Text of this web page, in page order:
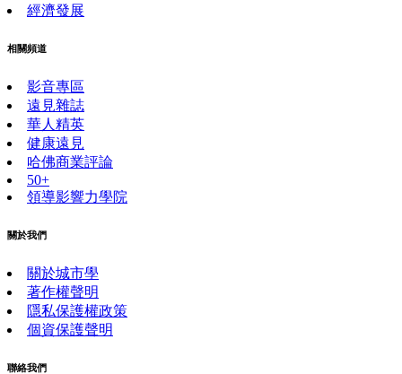
經濟發展
相關頻道
影音專區
遠見雜誌
華人精英
健康遠見
哈佛商業評論
50+
領導影響力學院
關於我們
關於城市學
著作權聲明
隱私保護權政策
個資保護聲明
聯絡我們